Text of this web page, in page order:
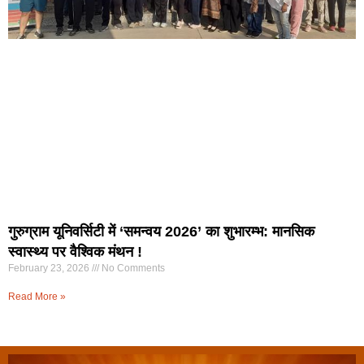
गुरुग्राम यूनिवर्सिटी में ‘समन्वय 2026’ का शुभारम्भ: मानसिक
स्वास्थ्य पर वैश्विक मंथन !
February 23, 2026 No Comments
Read More »